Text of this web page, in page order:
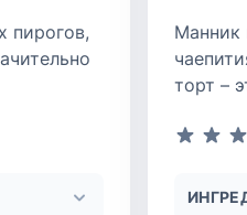
пирогов,
Манник
торт –